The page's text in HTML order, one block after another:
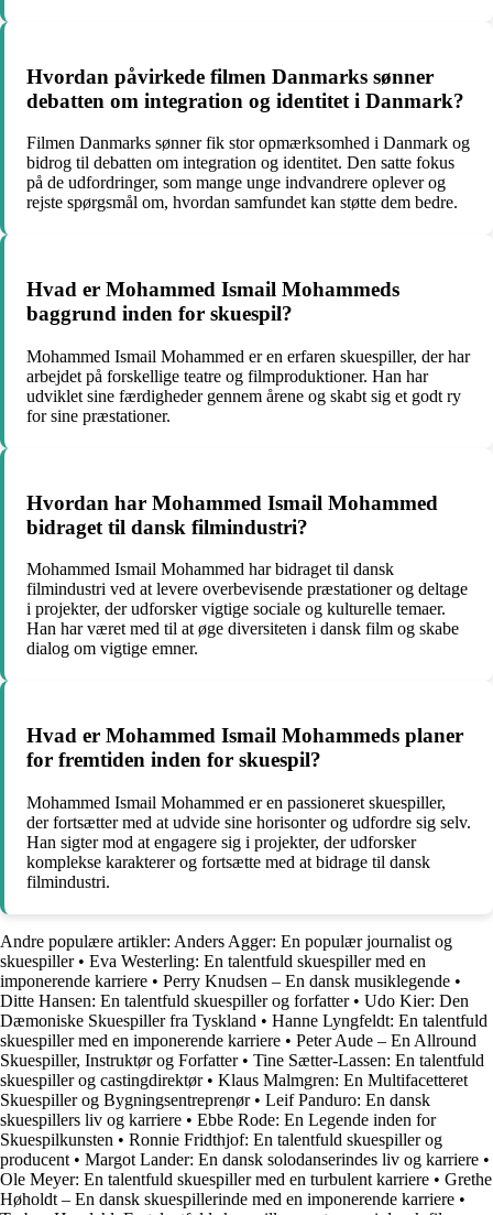
Hvordan påvirkede filmen Danmarks sønner
debatten om integration og identitet i Danmark?
Filmen Danmarks sønner fik stor opmærksomhed i Danmark og
bidrog til debatten om integration og identitet. Den satte fokus
på de udfordringer, som mange unge indvandrere oplever og
rejste spørgsmål om, hvordan samfundet kan støtte dem bedre.
Hvad er Mohammed Ismail Mohammeds
baggrund inden for skuespil?
Mohammed Ismail Mohammed er en erfaren skuespiller, der har
arbejdet på forskellige teatre og filmproduktioner. Han har
udviklet sine færdigheder gennem årene og skabt sig et godt ry
for sine præstationer.
Hvordan har Mohammed Ismail Mohammed
bidraget til dansk filmindustri?
Mohammed Ismail Mohammed har bidraget til dansk
filmindustri ved at levere overbevisende præstationer og deltage
i projekter, der udforsker vigtige sociale og kulturelle temaer.
Han har været med til at øge diversiteten i dansk film og skabe
dialog om vigtige emner.
Hvad er Mohammed Ismail Mohammeds planer
for fremtiden inden for skuespil?
Mohammed Ismail Mohammed er en passioneret skuespiller,
der fortsætter med at udvide sine horisonter og udfordre sig selv.
Han sigter mod at engagere sig i projekter, der udforsker
komplekse karakterer og fortsætte med at bidrage til dansk
filmindustri.
Andre populære artikler: Anders Agger: En populær journalist og
skuespiller• Eva Westerling: En talentfuld skuespiller med en
imponerende karriere • Perry Knudsen – En dansk musiklegende •
Ditte Hansen: En talentfuld skuespiller og forfatter• Udo Kier: Den
Dæmoniske Skuespiller fra Tyskland • Hanne Lyngfeldt: En talentfuld
skuespiller med en imponerende karriere • Peter Aude – En Allround
Skuespiller, Instruktør og Forfatter• Tine Sætter-Lassen: En talentfuld
skuespiller og castingdirektør• Klaus Malmgren: En Multifacetteret
Skuespiller og Bygningsentreprenør• Leif Panduro: En dansk
skuespillers liv og karriere • Ebbe Rode: En Legende inden for
Skuespilkunsten • Ronnie Fridthjof: En talentfuld skuespiller og
producent • Margot Lander: En dansk solodanserindes liv og karriere •
Ole Meyer: En talentfuld skuespiller med en turbulent karriere • Grethe
Høholdt – En dansk skuespillerinde med en imponerende karriere •